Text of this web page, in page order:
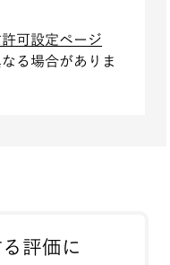
可設定ページ
る場合がありま
評価に